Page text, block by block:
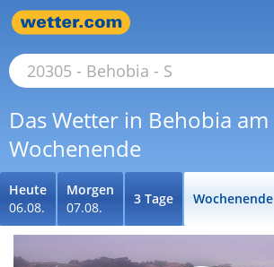
Das Wetter in Behobia am
Wochenende
Heute
06.08.
Morgen
07.08.
3 Tage Wochenende